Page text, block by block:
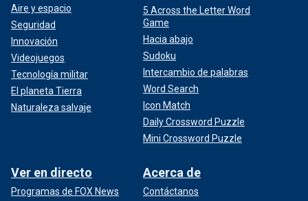
Aire y espacio
Seguridad
Innovación
Videojuegos
Tecnología militar
El planeta Tierra
Naturaleza salvaje
5 Across the Letter Word
Game
Hacia abajo
Sudoku
Intercambio de palabras
Word Search
Icon Match
Daily Crossword Puzzle
Mini Crossword Puzzle
Ver en directo
Programas de FOX News
Acerca de
Contáctanos